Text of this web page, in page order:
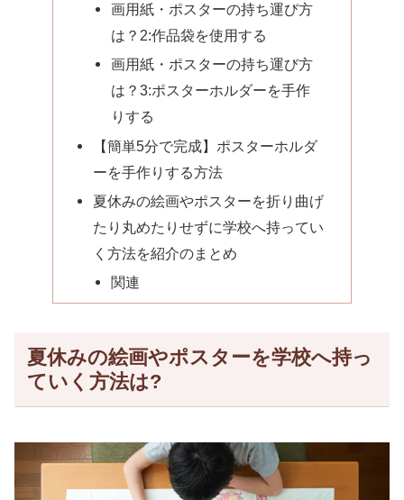
画用紙・ポスターの持ち運び方
は？2:作品袋を使用する
画用紙・ポスターの持ち運び方
は？3:ポスターホルダーを手作
りする
【簡単5分で完成】ポスターホルダ
ーを手作りする方法
夏休みの絵画やポスターを折り曲げ
たり丸めたりせずに学校へ持ってい
く方法を紹介のまとめ
関連
夏休みの絵画やポスターを学校へ持っ
ていく方法は?